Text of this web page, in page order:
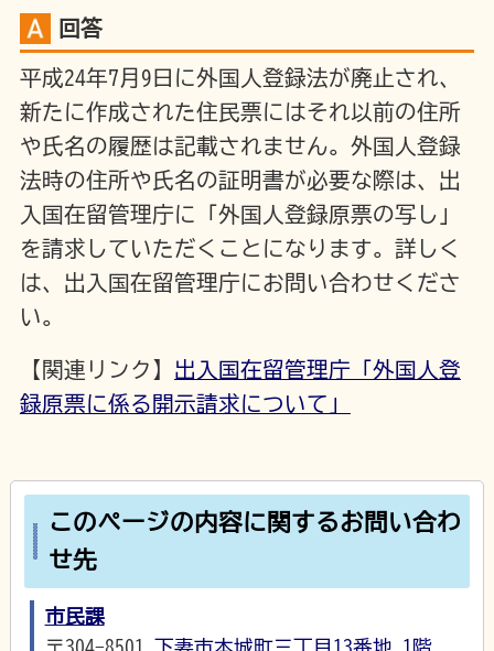
回答
平成24年7月9日に外国人登録法が廃止され、
新たに作成された住民票にはそれ以前の住所
や氏名の履歴は記載されません。外国人登録
法時の住所や氏名の証明書が必要な際は、出
入国在留管理庁に「外国人登録原票の写し」
を請求していただくことになります。詳しく
は、出入国在留管理庁にお問い合わせくださ
い。
【関連リンク】 出入国在留管理庁「外国人登
録原票に係る開示請求について」
このページの内容に関するお問い合わ
せ先
市民課
〒304-8501 下妻市本城町三丁目13番地 1階